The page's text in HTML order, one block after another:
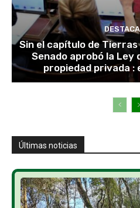
Sin el capítulo de Tierras
Senado aprobó la Ley
propiedad privada :
Últimas noticias